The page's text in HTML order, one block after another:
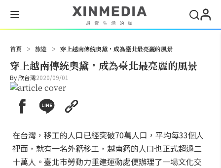
首頁 > 旅遊 > 穿上越南傳統奧黛，成為臺北最亮麗的風景
穿上越南傳統奧黛，成為臺北最亮麗的風景
By欣台灣2020/09/01
在台灣，移工的人口已經突破70萬人口，平均每33個人
裡面，就有一名外籍移工，越南籍的人口也正式超過二
十萬人。臺北市勞動力重建運動處便辦理了一場文化交